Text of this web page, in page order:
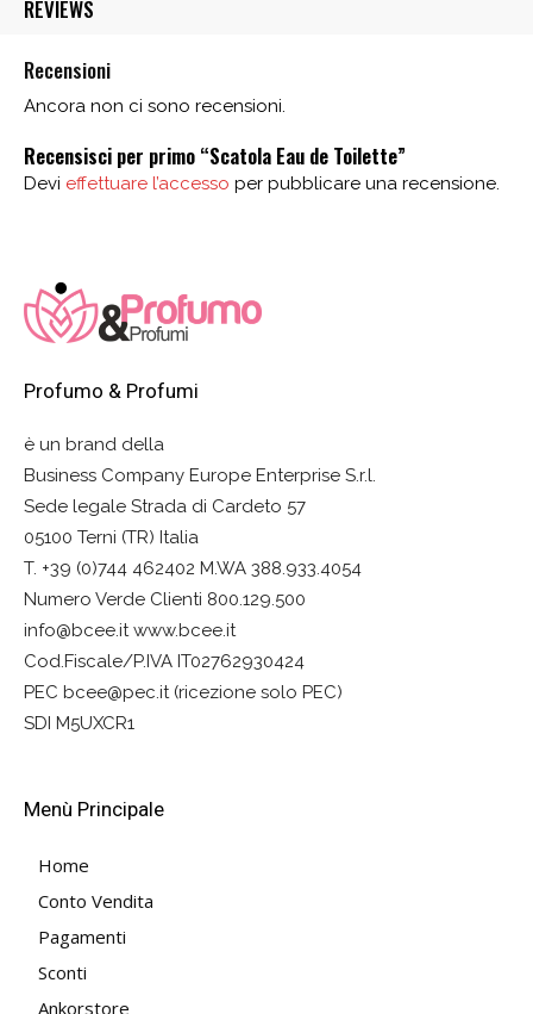
REVIEWS
Recensioni
Ancora non ci sono recensioni.
Recensisci per primo “Scatola Eau de Toilette”
Devi effettuare l’accesso per pubblicare una recensione.
Profumo & Profumi
è un brand della
Business Company Europe Enterprise S.r.l.
Sede legale Strada di Cardeto 57
05100 Terni (TR) Italia
T. +39 (0)744 462402 M.WA 388.933.4054
Numero Verde Clienti 800.129.500
info@bcee.it www.bcee.it
Cod.Fiscale/P.IVA IT02762930424
PEC bcee@pec.it (ricezione solo PEC)
SDI M5UXCR1
Menù Principale
Home
Conto Vendita
Pagamenti
Sconti
Ankorstore